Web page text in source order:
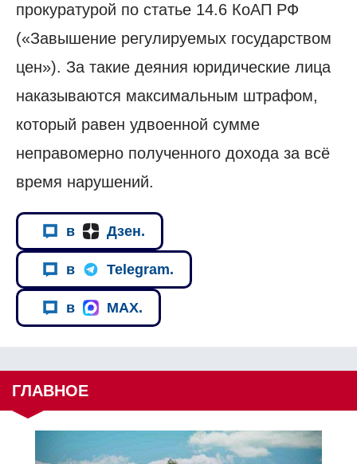
прокуратурой по статье 14.6 КоАП РФ
(«Завышение регулируемых государством
цен»). За такие деяния юридические лица
наказываются максимальным штрафом,
который равен удвоенной сумме
неправомерно полученного дохода за всё
время нарушений.
в Дзен.
в Telegram.
в MAX.
ГЛАВНОЕ